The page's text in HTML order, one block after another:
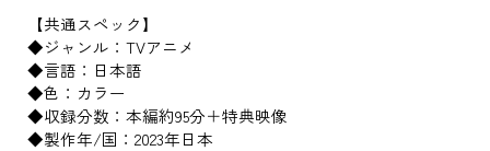
【共通スペック】
◆ジャンル：TVアニメ
◆言語：日本語
◆色：カラー
◆収録分数：本編約95分＋特典映像
◆製作年/国：2023年日本